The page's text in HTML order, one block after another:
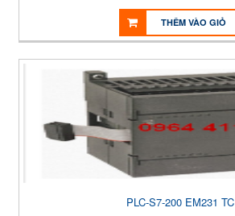
THÊM VÀO GIỎ
PLC-S7-200 EM231 TC